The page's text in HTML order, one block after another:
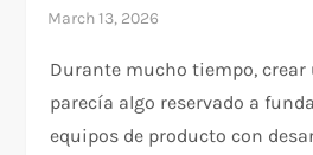
Durante mucho tiempo, crear
parecía algo reservado a
equipos de producto con